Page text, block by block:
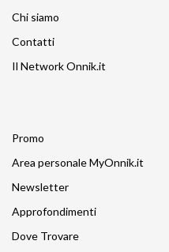
Chi siamo
Contatti
Il Network Onnik.it
Promo
Area personale MyOnnik.it
Newsletter
Approfondimenti
Dove Trovare